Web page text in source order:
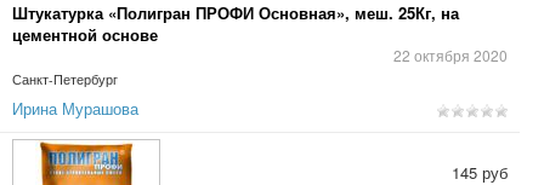
Штукатурка «Полигран ПРОФИ Основная», меш. 25Кг, на
цементной основе
22 октября 2020
Санкт-Петербург
Ирина Мурашова
145 руб